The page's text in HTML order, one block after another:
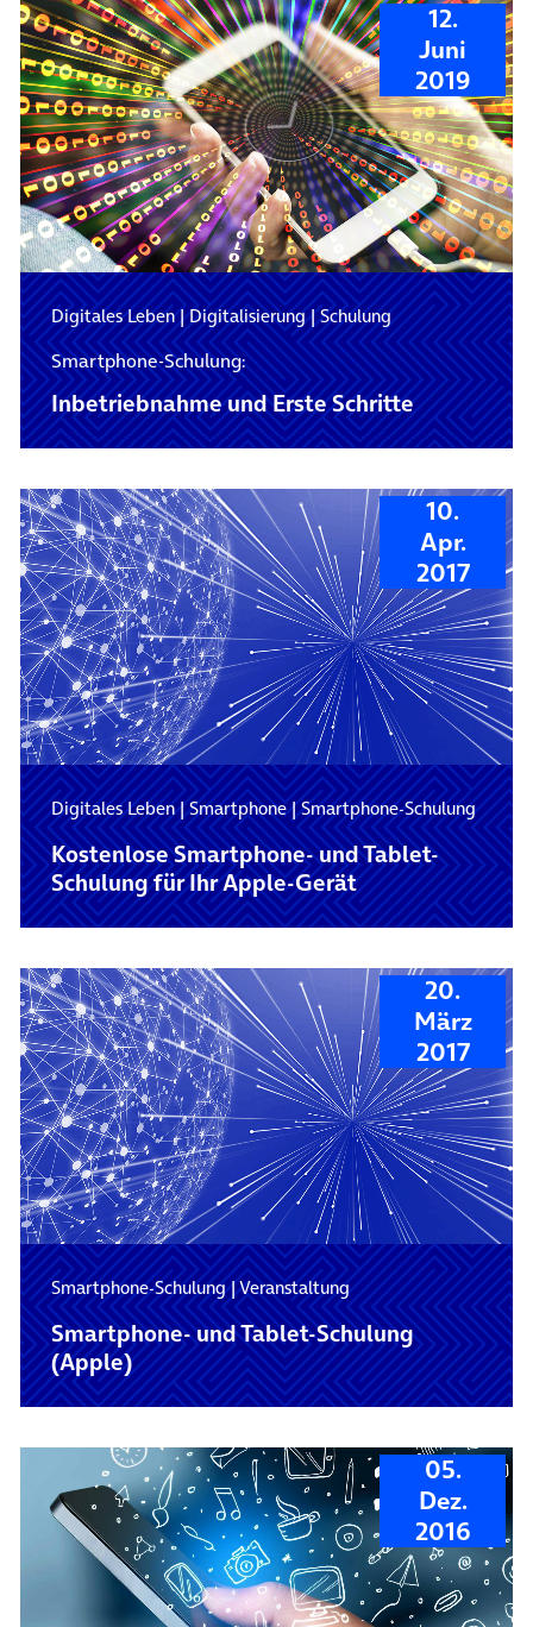
12.
Juni
2019
Digitales Leben|Digitalisierung|Schulung
Smartphone-Schulung:
Inbetriebnahme und Erste Schritte
10.
Apr.
2017
Digitales Leben|Smartphone|Smartphone-Schulung
Kostenlose Smartphone- und Tablet-
Schulung für Ihr Apple-Gerät
20.
März
2017
Smartphone-Schulung|Veranstaltung
Smartphone- und Tablet-Schulung
(Apple)
05.
Dez.
2016